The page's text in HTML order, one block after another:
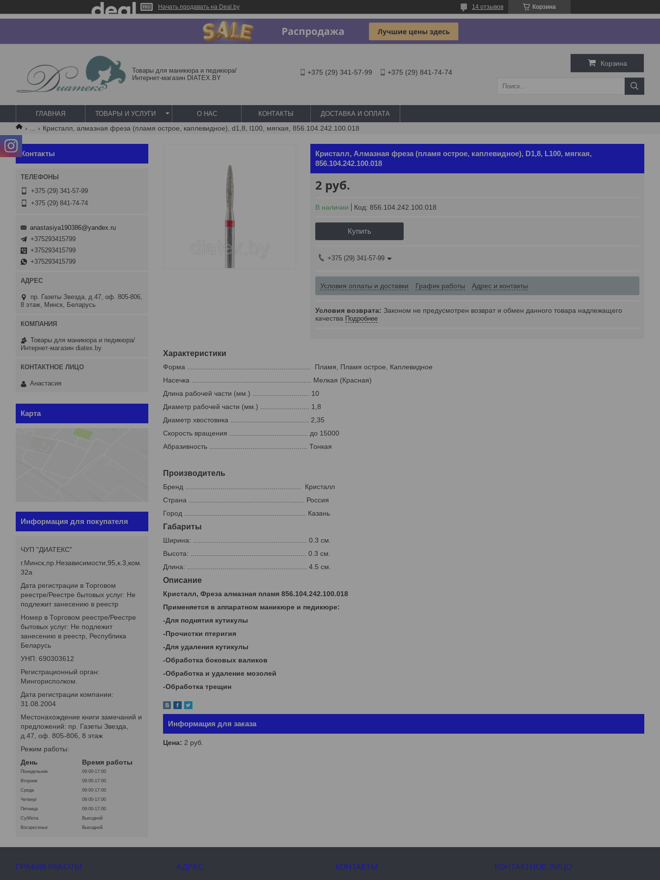
Начать продавать на Deal.by Корзина
14 отзывов
Товары для маникюра и педикюра/
Интернет-магазин DIATEX.BY
+375 (29) 341-57-99 +375 (29) 841-74-74
Корзина
ГЛАВНАЯ ТОВАРЫ И УСЛУГИ О НАС КОНТАКТЫ ДОСТАВКА И ОПЛАТА
Кристалл, алмазная фреза (пламя острое, каплевидное), d1,8, l100, мягкая, 856.104.242.100.018
Кристалл, Алмазная фреза (пламя острое, каплевидное), D1,8, L100, мягкая,
856.104.242.100.018
2 руб.
В наличии Код: 856.104.242.100.018
Купить
+375 (29) 341-57-99
Условия оплаты и доставки График работы Адрес и контакты
Законом не предусмотрен возврат и обмен данного товара надлежащего
качества Подробнее
Характеристики
Форма ............................................................... Пламя, Пламя острое, Каплевидное
Насечка ............................................................. Мелкая (Красная)
Длина рабочей части (мм.) ............................. 10
Диаметр рабочей части (мм.) ......................... 1,8
Диаметр хвостовика ........................................ 2,35
Скорость вращения ........................................ до 15000
Абразивность .................................................. Тонкая
Производитель
Бренд ........................................................... Кристалл
Страна ........................................................... Россия
Город .............................................................. Казань
Габариты
Ширина: .......................................................... 0.3 см.
Высота: ........................................................... 0.3 см.
Длина: ............................................................. 4.5 см.
Описание
Кристалл, Фреза алмазная пламя 856.104.242.100.018
Применяется в аппаратном маникюре и педикюре:
-Для поднятия кутикулы
-Прочистки птеригия
-Для удаления кутикулы
-Обработка боковых валиков
-Обработка и удаление мозолей
-Обработка трещин
Информация для заказа
Цена: 2 руб.
Контакты
+375 (29) 341-57-99
+375 (29) 841-74-74
anastasiya190386@yandex.ru
+375293415799
+375293415799
+375293415799
пр. Газеты Звезда, д.47, оф. 805-806,
8 этаж, Минск, Беларусь
Товары для маникюра и педикюра/
Интернет-магазин diatex.by
Анастасия
Карта
Информация для покупателя
ЧУП "ДИАТЕКС"
г.Минск,пр.Независимости,95,к.3,ком.
32а
Дата регистрации в Торговом
реестре/Реестре бытовых услуг: Не
подлежит занесению в реестр
Номер в Торговом реестре/Реестре
бытовых услуг: Не подлежит
занесению в реестр, Республика
Беларусь
УНП: 690303612
Регистрационный орган:
Мингорисполком.
Дата регистрации компании:
31.08.2004
Местонахождение книги замечаний и
предложений: пр. Газеты Звезда,
д.47, оф. 805-806, 8 этаж
Режим работы:
День
Время работы
Понедельник
09:00-17:00
Вторник
09:00-17:00
Среда
09:00-17:00
Четверг
09:00-17:00
Пятница
09:00-17:00
Суббота
Выходной
Воскресенье
Выходной
ГРАФИК РАБОТЫ